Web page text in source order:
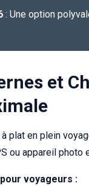
: Une option
et
plat en plein
ou appareil photo
voyageurs :